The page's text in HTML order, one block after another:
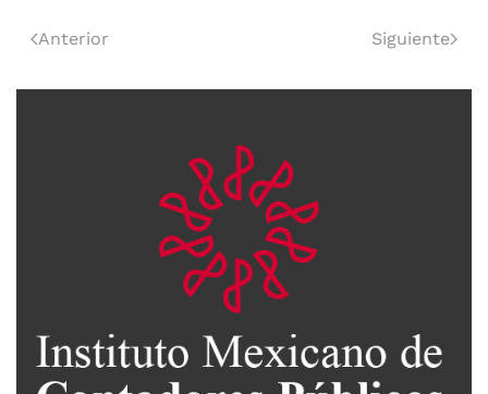
Anterior Siguiente